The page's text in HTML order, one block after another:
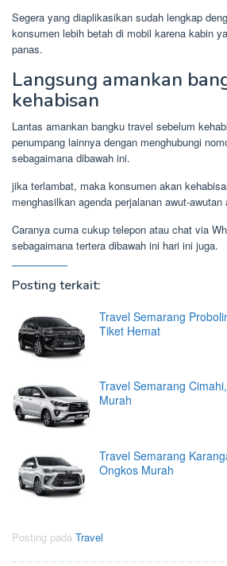
Segera yang diaplikasikan sudah lengkap
konsumen lebih betah di mobil karena kabin
panas.
Langsung amankan
kehabisan
Lantas amankan bangku travel sebelum
penumpang lainnya dengan menghubungi
sebagaimana dibawah ini.
jika terlambat, maka konsumen akan
menghasilkan agenda perjalanan awut-awutan
Caranya cuma cukup telepon atau chat via
sebagaimana tertera dibawah ini hari ini juga.
Posting terkait:
Travel Semarang
Tiket Hemat
Travel Semarang
Murah
Travel Semarang
Ongkos Murah
Posting pada Travel